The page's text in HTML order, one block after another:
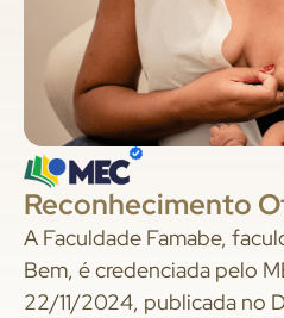
Reconhecimento
A Faculdade Famabe,
Bem, é credenciada pelo
22/11/2024, publicada no